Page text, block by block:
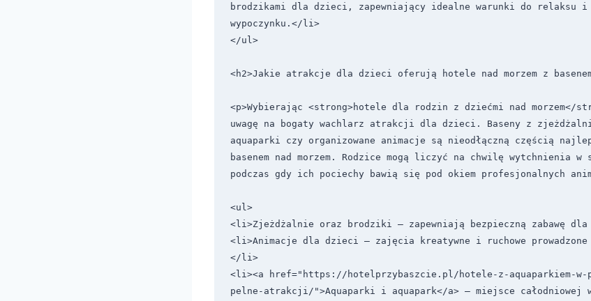
brodzikami dla dzieci, zapewniający idealne warunki do relaksu i
wypoczynku.</li>
</ul>
<h2>Jakie atrakcje dla dzieci oferują hotele nad morzem z
<p>Wybierając <strong>hotele dla rodzin z dziećmi nad morzem</
uwagę na bogaty wachlarz atrakcji dla dzieci. Baseny z
aquaparki czy organizowane animacje są nieodłączną częścią
basenem nad morzem. Rodzice mogą liczyć na chwilę wytchnienia
podczas gdy ich pociechy bawią się pod okiem profesjonalnych
<ul>
<li>Zjeżdżalnie oraz brodziki – zapewniają bezpieczną zabawę
<li>Animacje dla dzieci – zajęcia kreatywne i ruchowe prowadzone
</li>
<li><a href="https://hotelprzybaszcie.pl/hotele-z-aquaparkiem-
pelne-atrakcji/">Aquaparki i aquapark</a> – miejsce całodniowej